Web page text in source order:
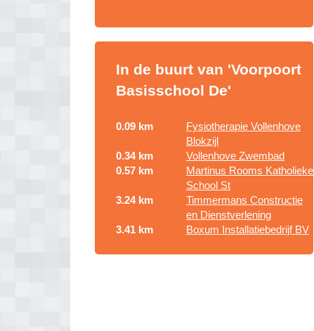
In de buurt van 'Voorpoort
Basisschool De'
0.09 km
Fysiotherapie Vollenhove
Blokzijl
0.34 km
Vollenhove Zwembad
0.57 km
Martinus Rooms Katholieke
School St
3.24 km
Timmermans Constructie
en Dienstverlening
3.41 km
Boxum Installatiebedrijf BV